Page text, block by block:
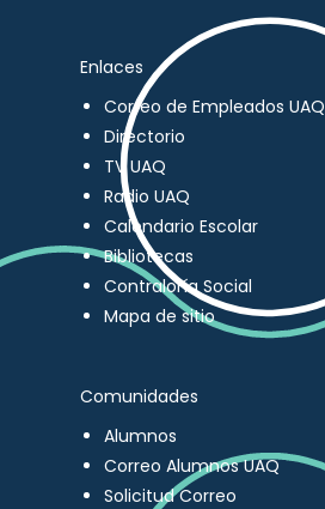
Enlaces
Correo de Empleados UAQ
Directorio
TV UAQ
Radio UAQ
Calendario Escolar
Bibliotecas
Contraloría Social
Mapa de sitio
Comunidades
Alumnos
Correo Alumnos UAQ
Solicitud Correo